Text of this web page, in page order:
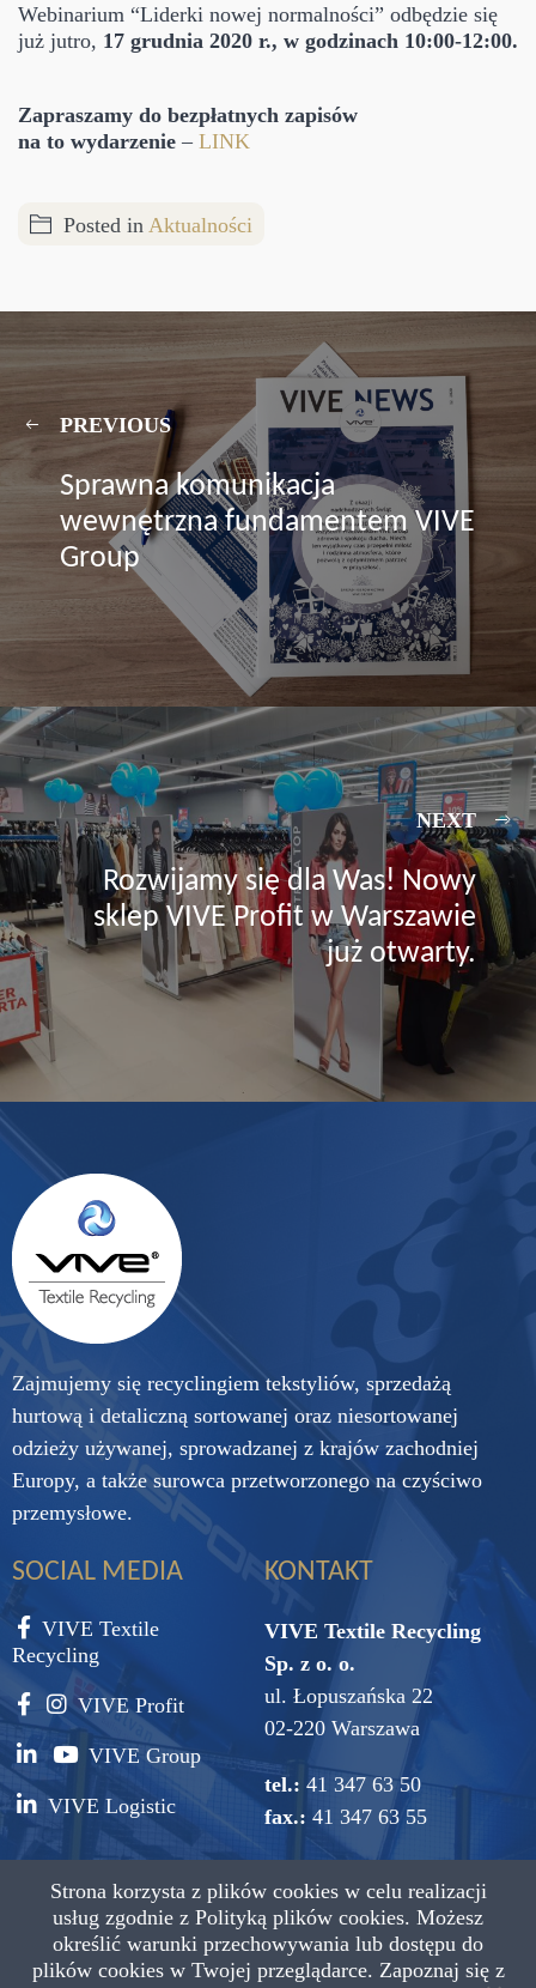
Webinarium “Liderki nowej normalności” odbędzie się
już jutro, 17 grudnia 2020 r., w godzinach 10:00-12:00.
Zapraszamy do bezpłatnych zapisów
na to wydarzenie – LINK
Posted in Aktualności
PREVIOUS
Sprawna komunikacja
wewnętrzna fundamentem VIVE
Group
NEXT
Rozwijamy się dla Was! Nowy
sklep VIVE Profit w Warszawie
już otwarty.
Zajmujemy się recyclingiem tekstyliów, sprzedażą
hurtową i detaliczną sortowanej oraz niesortowanej
odzieży używanej, sprowadzanej z krajów zachodniej
Europy, a także surowca przetworzonego na czyściwo
przemysłowe.
SOCIAL MEDIA
VIVE Textile
Recycling
VIVE Profit
VIVE Group
VIVE Logistic
KONTAKT
VIVE Textile Recycling
Sp. z o. o.
ul. Łopuszańska 22
02-220 Warszawa
tel.: 41 347 63 50
fax.: 41 347 63 55
Strona korzysta z plików cookies w celu realizacji
usług zgodnie z Polityką plików cookies. Możesz
określić warunki przechowywania lub dostępu do
plików cookies w Twojej przeglądarce. Zapoznaj się z